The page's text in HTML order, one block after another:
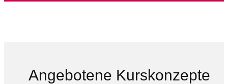
Angebotene Kurskonzepte